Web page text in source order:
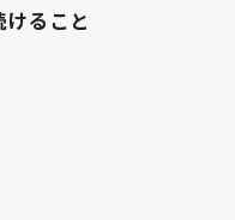
ること